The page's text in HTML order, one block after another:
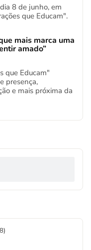
8 de junho, em
que Educam".
mais marca uma
amado”
que Educam"
presença,
e mais próxima da